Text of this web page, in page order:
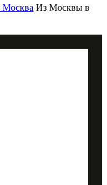
Москва Из Москвы в